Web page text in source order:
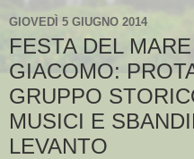
GIOVEDÌ 5 GIUGNO 2014
FESTA DEL
GIACOMO:
GRUPPO
MUSICI E
LEVANTO